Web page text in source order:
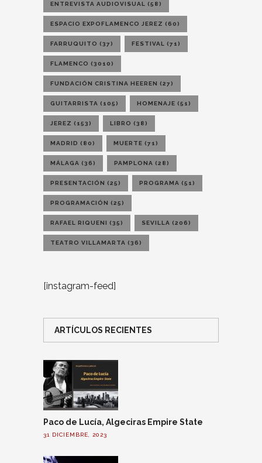
ENTREVISTA AUDIOVISUAL (58)
ESPACIO EXPOFLAMENCO JEREZ (60)
FARRUQUITO (37) FESTIVAL (71)
FLAMENCO (3010)
FUNDACIÓN CRISTINA HEEREN (27)
GUITARRISTA (105) HOMENAJE (51)
JEREZ (153) LIBRO (38)
MADRID (80) MUERTE (71)
MÁLAGA (36) PAMPLONA (28)
PRESENTACIÓN (25) PROGRAMA (51)
PROGRAMACIÓN (25)
RAFAEL RIQUENI (35) SEVILLA (206)
TEATRO VILLAMARTA (36)
[instagram-feed]
ARTÍCULOS RECIENTES
Paco de Lucía, Algeciras Empire State
31 DICIEMBRE, 2023